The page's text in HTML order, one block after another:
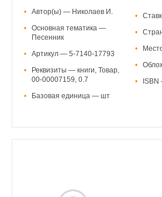
•
Автор(ы) — Николаев И.
•
Основная тематика —
Песенник
•
Артикул — 5-7140-17793
•
Реквизиты — книги, Товар,
00-00007159, 0.7
•
Базовая единица — шт
•
•
•
•
•
ISBN